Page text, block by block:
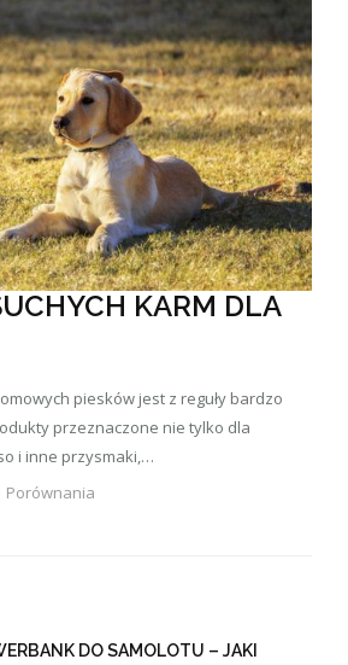
KARM DLA
piesków jest z reguły bardzo
przeznaczone nie tylko dla
i inne przysmaki,…
Porównania
DO SAMOLOTU – JAKI